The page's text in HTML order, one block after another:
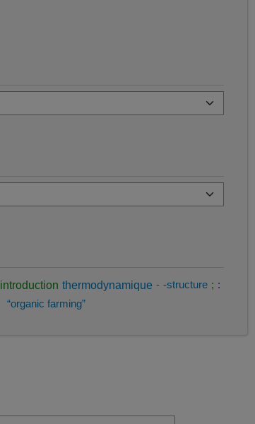
introduction thermodynamique - -structure ; :
“organic farming”